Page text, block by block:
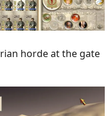
horde at the gate